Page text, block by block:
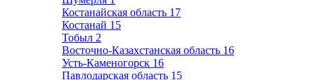
Костанайская область 17
Костанай 15
Тобыл 2
Восточно-Казахстанская область 16
Усть-Каменогорск 16
Павлодарская область 15